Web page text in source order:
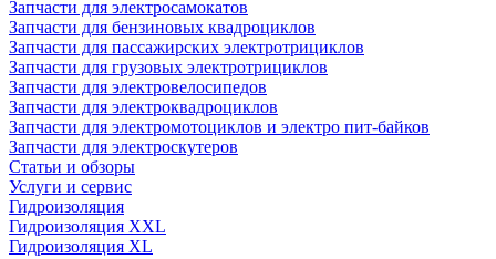
Запчасти для электросамокатов
Запчасти для бензиновых квадроциклов
Запчасти для пассажирских электротрициклов
Запчасти для грузовых электротрициклов
Запчасти для электровелосипедов
Запчасти для электроквадроциклов
Запчасти для электромотоциклов и электро пит-байков
Запчасти для электроскутеров
Статьи и обзоры
Услуги и сервис
Гидроизоляция
Гидроизоляция XXL
Гидроизоляция XL